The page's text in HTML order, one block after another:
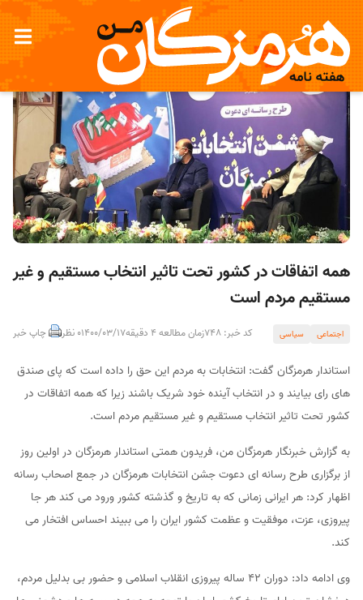
همه اتفاقات در کشور تحت تاثیر انتخاب مستقیم و غیر
مستقیم مردم است
اجتماعی سیاسی کد خبر: 748 زمان مطالعه 4 دقیقه 1400/03/170 نظر چاپ خبر
استاندار هرمزگان گفت: انتخابات به مردم این حق را داده است که پای صندق
های رای بیایند و در انتخاب آینده خود شریک باشند زیرا که همه اتفاقات در
کشور تحت تاثیر انتخاب مستقیم و غیر مستقیم مردم است.
به گزارش خبرنگار هرمزگان من، فریدون همتی استاندار هرمزگان در اولین روز
از برگزاری طرح رسانه ای دعوت جشن انتخابات هرمزگان در جمع اصحاب رسانه
اظهار کرد: هر ایرانی زمانی که به تاریخ و گذشته کشور ورود می کند هر جا
پیروزی، عزت، موفقیت و عظمت کشور ایران را می ببیند احساس افتخار می
کند.
وی ادامه داد: دوران 42 ساله پیروزی انقلاب اسلامی و حضور بی بدلیل مردم،